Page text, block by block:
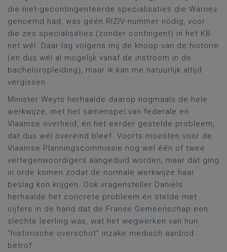
die niet-gecontingenteerde specialisaties die Warnez
genoemd had, was géén RIZIV-nummer nodig, voor
die zes specialisaties (zonder contingent) in het KB
net wél. Daar lag volgens mij de knoop van de historie
(en dus wél al mogelijk vanaf de instroom in de
bacheloropleiding), maar ik kan me natuurlijk altijd
vergissen.
Minister Weyts herhaalde daarop nogmaals de hele
werkwijze, met het samenspel van federale en
Vlaamse overheid, én het eerder gestelde probleem,
dat dus wél overeind bleef. Voorts moesten voor de
Vlaamse Planningscommissie nog wel één of twee
vertegenwoordigers aangeduid worden, maar dat ging
in orde komen zodat de normale werkwijze haar
beslag kon krijgen. Ook vragensteller Daniëls
herhaalde het concrete probleem én stelde met
cijfers in de hand dat de Franse Gemeenschap een
slechte leerling was, wat het wegwerken van hun
“historische overschot” inzake medisch aanbod
betrof.